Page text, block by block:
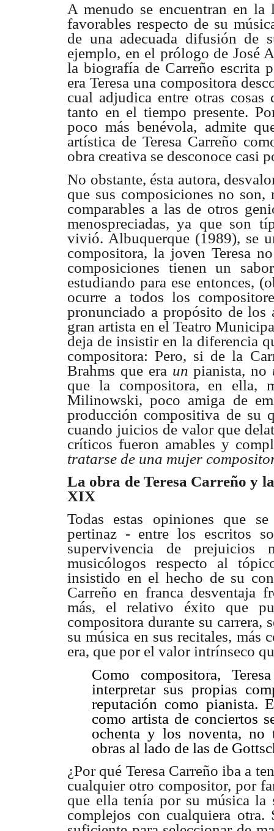
A menudo se encuentran en
favorables respecto de su
de una adecuada difusión de
ejemplo, en el prólogo de José
la biografía de Carreño escrita
era Teresa una compositora
cual adjudica entre otras cosas
tanto en el tiempo presente.
poco más benévola, admite
artística de Teresa Carreño
obra creativa se desconoce casi
No obstante, ésta autora,
que sus composiciones no
comparables a las de otros
menospreciadas, ya que son
vivió. Albuquerque (1989), se
compositora, la joven Teresa
composiciones tienen un
estudiando para ese
ocurre a todos los
pronunciado a propósito de los
gran artista en el Teatro
deja de insistir en la diferencia
compositora: Pero, si de la
Brahms que era un pianista, no
que la compositora, en ella,
Milinowski, poco amiga de
producción compositiva de su
cuando juicios de valor que
críticos fueron amables y
tratarse de una mujer
La obra de Teresa Carreño y
XIX
Todas estas opiniones que
pertinaz - entre los escritos
supervivencia de
musicólogos respecto al
insistido en el hecho de su
Carreño en franca desventaja
más, el relativo éxito que
compositora durante su carrera,
su música en sus recitales, más
era, que por el valor intrínseco
Como compositora,
interpretar sus propias
reputación como pianista.
como artista de conciertos
ochenta y los noventa, no
obras al lado de las de
¿Por qué Teresa Carreño iba a
cualquier otro compositor, por
que ella tenía por su música la
complejos con cualquiera